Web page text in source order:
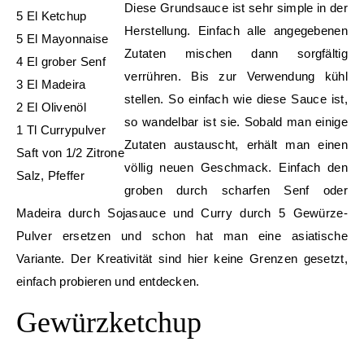
5 El Ketchup
5 El Mayonnaise
4 El grober Senf
3 El Madeira
2 El Olivenöl
1 Tl Currypulver
Saft von 1/2 Zitrone
Salz, Pfeffer
Diese Grundsauce ist sehr simple in der
Herstellung. Einfach alle angegebenen
Zutaten mischen dann sorgfältig
verrühren. Bis zur Verwendung kühl
stellen. So einfach wie diese Sauce ist,
so wandelbar ist sie. Sobald man einige
Zutaten austauscht, erhält man einen
völlig neuen Geschmack. Einfach den
groben durch scharfen Senf oder
Madeira durch Sojasauce und Curry durch 5 Gewürze-
Pulver ersetzen und schon hat man eine asiatische
Variante. Der Kreativität sind hier keine Grenzen gesetzt,
einfach probieren und entdecken.
Gewürzketchup